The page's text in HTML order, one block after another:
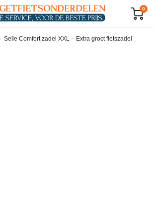
0
Selle Comfort zadel XXL – Extra groot fietszadel